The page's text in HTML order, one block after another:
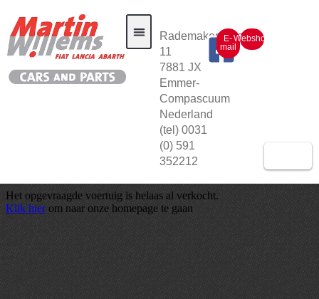
Rademakerstraat
11
7881 JX
Emmer-
Compascuum
Nederland
(tel) 0031
(0) 591
352212
E-
mail
Webshop